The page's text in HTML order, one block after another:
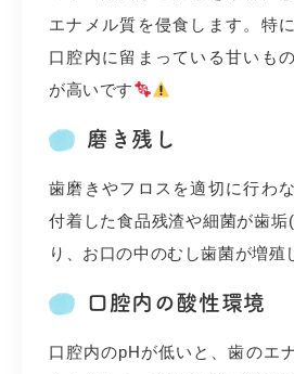
エナメル質を侵食します。特
口腔内に留まっている甘いも
が高いです
磨き残し
歯磨きやフロスを適切に行わ
付着した食品残渣や細菌が歯
り、お口の中のむし歯菌が増殖
口腔内の酸性環境
口腔内のpHが低いと、歯のエ